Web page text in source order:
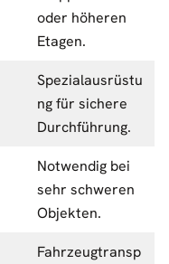
oder höheren
Etagen.
Spezialausrüstu
ng für sichere
Durchführung.
Notwendig bei
sehr schweren
Objekten.
Fahrzeugtransp